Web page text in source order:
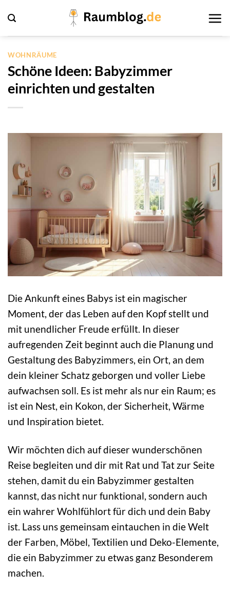
Inhalt
springen
WOHNRÄUME
Schöne Ideen: Babyzimmer
einrichten und gestalten
Die Ankunft eines Babys ist ein magischer
Moment, der das Leben auf den Kopf stellt und
mit unendlicher Freude erfüllt. In dieser
aufregenden Zeit beginnt auch die Planung und
Gestaltung des Babyzimmers, ein Ort, an dem
dein kleiner Schatz geborgen und voller Liebe
aufwachsen soll. Es ist mehr als nur ein Raum; es
ist ein Nest, ein Kokon, der Sicherheit, Wärme
und Inspiration bietet.
Wir möchten dich auf dieser wunderschönen
Reise begleiten und dir mit Rat und Tat zur Seite
stehen, damit du ein Babyzimmer gestalten
kannst, das nicht nur funktional, sondern auch
ein wahrer Wohlfühlort für dich und dein Baby
ist. Lass uns gemeinsam eintauchen in die Welt
der Farben, Möbel, Textilien und Deko-Elemente,
die ein Babyzimmer zu etwas ganz Besonderem
machen.